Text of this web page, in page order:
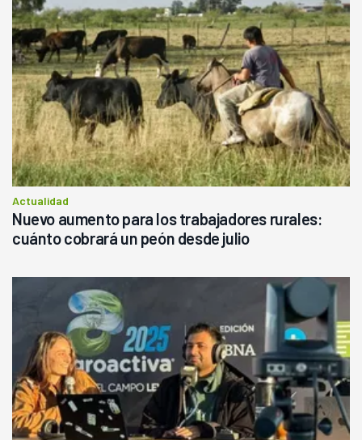
Actualidad
Nuevo aumento para los trabajadores rurales:
cuánto cobrará un peón desde julio